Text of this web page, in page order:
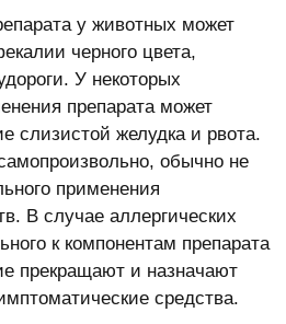
у животных может
черного цвета,
У некоторых
препарата может
слизистой желудка и рвота.
обычно не
применения
В случае аллергических
к компонентам препарата
прекращают и назначают
средства.